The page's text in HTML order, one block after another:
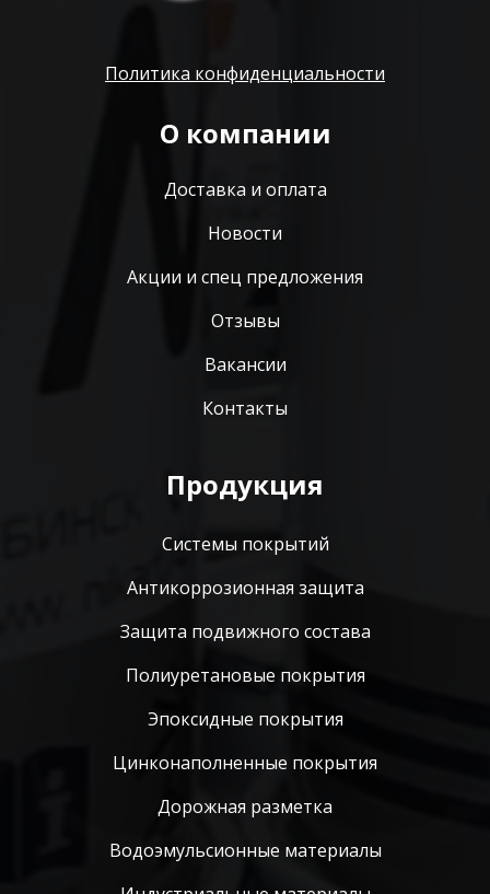
Политика конфиденциальности
О компании
Доставка и оплата
Новости
Акции и спец предложения
Отзывы
Вакансии
Контакты
Продукция
Системы покрытий
Антикоррозионная защита
Защита подвижного состава
Полиуретановые покрытия
Эпоксидные покрытия
Цинконаполненные покрытия
Дорожная разметка
Водоэмульсионные материалы